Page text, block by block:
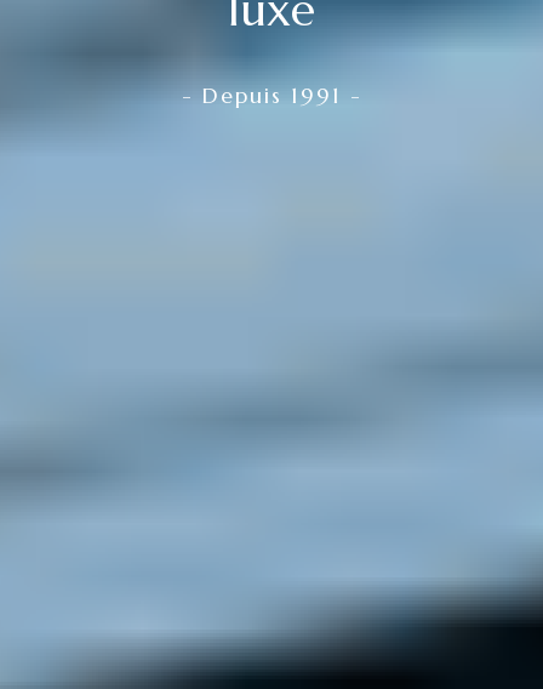
- Depuis 1991 -